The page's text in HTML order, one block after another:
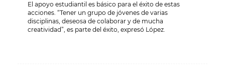
El apoyo estudiantil es básico para el éxito de estas
acciones. “Tener un grupo de jóvenes de varias
disciplinas, deseosa de colaborar y de mucha
creatividad”, es parte del éxito, expresó López.